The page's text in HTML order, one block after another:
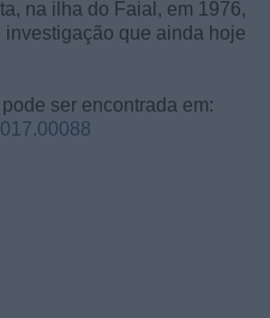
na ilha do Faial, em 1976,
que ainda hoje
ser encontrada em: